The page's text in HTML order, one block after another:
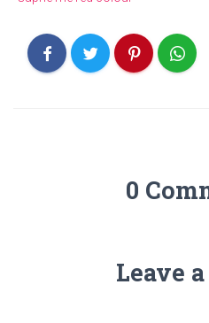
0
Leave